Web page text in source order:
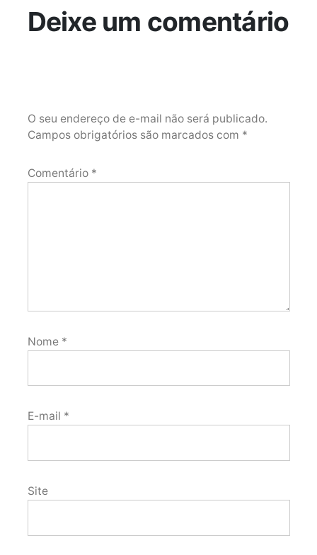
Deixe um comentário
O seu endereço de e-mail não será publicado.
Campos obrigatórios são marcados com *
Comentário *
Nome *
E-mail *
Site